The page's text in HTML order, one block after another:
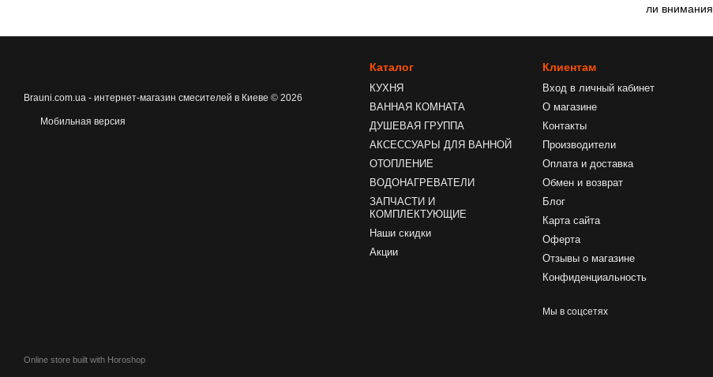
ли внимания
Brauni.com.ua - интернет-магазин смесителей в Киеве © 2026
Мобильная версия
Online store built with Horoshop
Каталог
КУХНЯ
ВАННАЯ КОМНАТА
ДУШЕВАЯ ГРУППА
АКСЕССУАРЫ ДЛЯ ВАННОЙ
ОТОПЛЕНИЕ
ВОДОНАГРЕВАТЕЛИ
ЗАПЧАСТИ И
КОМПЛЕКТУЮЩИЕ
Наши скидки
Акции
Клиентам
Вход в личный кабинет
О магазине
Контакты
Производители
Оплата и доставка
Обмен и возврат
Блог
Карта сайта
Оферта
Отзывы о магазине
Конфиденциальность
Мы в соцсетях